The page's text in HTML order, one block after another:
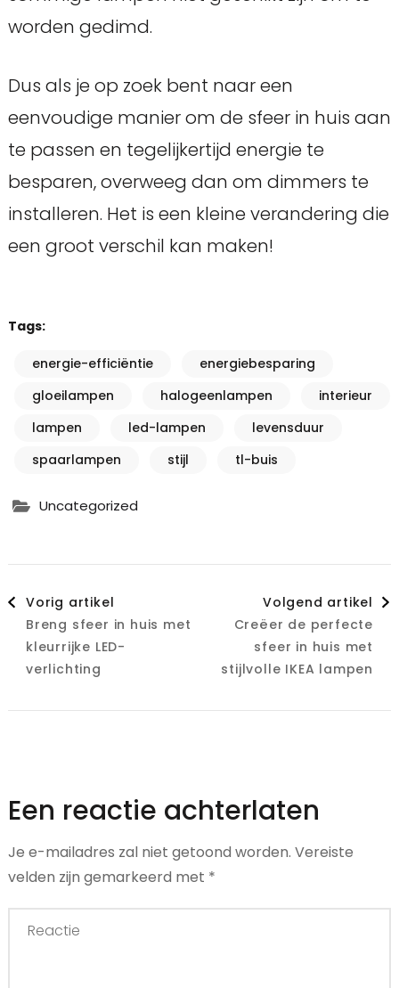
worden gedimd.
Dus als je op zoek bent naar een
eenvoudige manier om de sfeer in huis aan
te passen en tegelijkertijd energie te
besparen, overweeg dan om dimmers te
installeren. Het is een kleine verandering die
een groot verschil kan maken!
Tags:
energie-efficiëntie
energiebesparing
gloeilampen
halogeenlampen
interieur
lampen
led-lampen
levensduur
spaarlampen
stijl tl-buis
Uncategorized
Berichtnavigatie
Vorig artikel
Breng sfeer in huis met
kleurrijke LED-
verlichting
Volgend artikel
Creëer de perfecte
sfeer in huis met
stijlvolle IKEA lampen
Een reactie achterlaten
Je e-mailadres zal niet getoond worden. Vereiste
velden zijn gemarkeerd met *